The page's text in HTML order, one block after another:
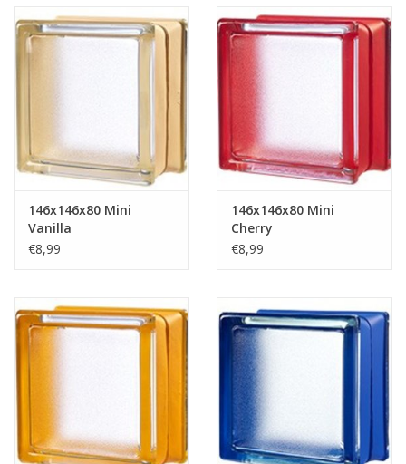
146x146x80 Mini
Vanilla
€8,99
146x146x80 Mini
Cherry
€8,99